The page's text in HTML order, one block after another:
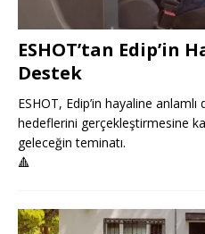
ESHOT’tan Edip’in
Destek
ESHOT, Edip’in hayaline
hedeflerini gerçekleştirmesine
geleceğin teminatı.
🔺